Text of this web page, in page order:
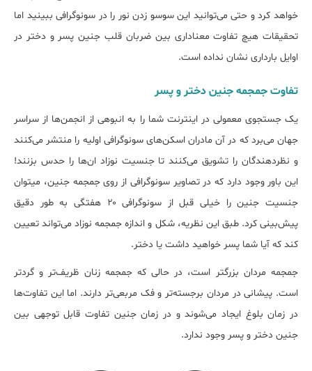
خواهد کرد و حتی می‌توانید این سوسو زدن نور را در سونوگرافی ببینید اما
تحقیقات هیچ تفاوت معناداری بین ضربان قلب جنین پسر و دختر در
اوایل بارداری نشان نداده است.
تفاوت جمجمه جنین دختر و پسر
یک جستجوی معمولی در اینترنت شما را به انبوهی از انجمن‌ها از سراسر
جهان می‌برد که در آن مادران اسکن‌های سونوگرافی اولیه را منتشر می‌کنند
و نظردهندگان را تشویق می‌کنند تا جنسیت نوزاد ان‌ها را حدس بزنند!
این باور وجود دارد که در تصاویر سونوگرافی از روی جمجمه جنین، می‎توان
جنسیت جنین را خیلی قبل از سونوگرافی ۲۰ هفتگی به طور دقیق
پیش‌بینی کرد. طبق این نظریه، شکل و اندازه جمجمه نوزاد می‌تواند تعیین
کند که آیا شما پسر خواهید داشت یا دختر.
جمجمه مردان بزرگ‎تر است، در حالی که جمجمه زنان ظریف‌تر و گردتر
است. پیشانی در مردان برجسته‌تر و فک مربعی‌تر دارند. اما این تفاوت‌ها
در زمان بلوغ ایجاد می‌شوند و در زمان جنین تفاوت قابل توجهی بین
جنین دختر و پسر وجود ندارد.